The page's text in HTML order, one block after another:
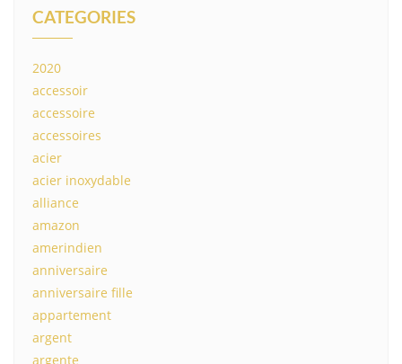
CATEGORIES
2020
accessoir
accessoire
accessoires
acier
acier inoxydable
alliance
amazon
amerindien
anniversaire
anniversaire fille
appartement
argent
argente